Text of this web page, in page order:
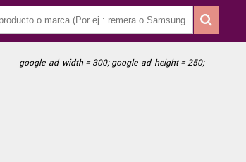
google_ad_width = 300; google_ad_height = 250;